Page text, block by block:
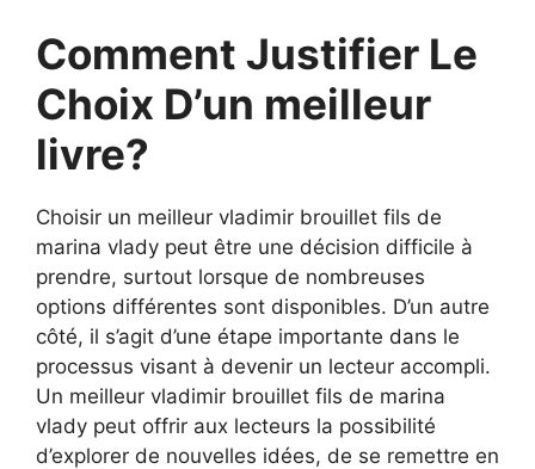
Comment Justifier Le
Choix D’un meilleur
livre?
Choisir un meilleur vladimir brouillet fils de
marina vlady peut être une décision difficile à
prendre, surtout lorsque de nombreuses
options différentes sont disponibles. D’un autre
côté, il s’agit d’une étape importante dans le
processus visant à devenir un lecteur accompli.
Un meilleur vladimir brouillet fils de marina
vlady peut offrir aux lecteurs la possibilité
d’explorer de nouvelles idées, de se remettre en